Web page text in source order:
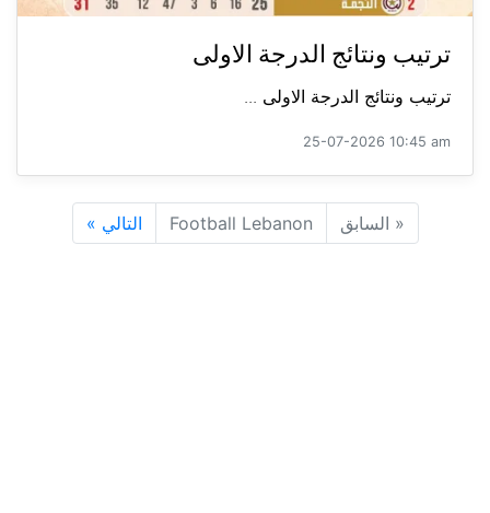
ترتيب ونتائج الدرجة الاولى
ترتيب ونتائج الدرجة الاولى ...
25-07-2026 10:45 am
« السابق Football Lebanon التالي »